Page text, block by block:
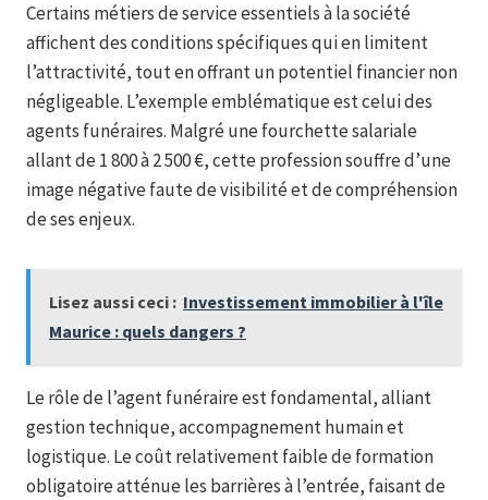
Certains métiers de service essentiels à la société
affichent des conditions spécifiques qui en limitent
l’attractivité, tout en offrant un potentiel financier non
négligeable. L’exemple emblématique est celui des
agents funéraires. Malgré une fourchette salariale
allant de 1 800 à 2 500 €, cette profession souffre d’une
image négative faute de visibilité et de compréhension
de ses enjeux.
Lisez aussi ceci : Investissement immobilier à l'île
Maurice : quels dangers ?
Le rôle de l’agent funéraire est fondamental, alliant
gestion technique, accompagnement humain et
logistique. Le coût relativement faible de formation
obligatoire atténue les barrières à l’entrée, faisant de